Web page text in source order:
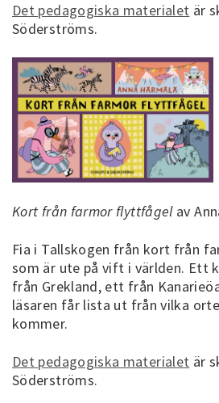
Det pedagogiska materialet är
Söderströms.
Kort från farmor flyttfågelav
Fia i Tallskogen från kort från
som är ute på vift i världen. Ett
från Grekland, ett från
läsaren får lista ut från vilka
kommer.
Det pedagogiska materialet är
Söderströms.